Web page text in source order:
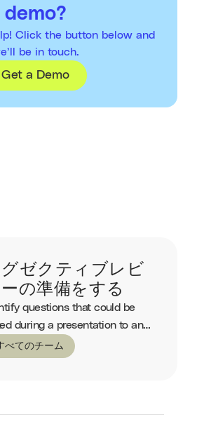
demo?
Click the button below and
be in touch.
Get a Demo
ゼクティブレビ
の準備をする
questions that could be
during a presentation to an
べてのチーム